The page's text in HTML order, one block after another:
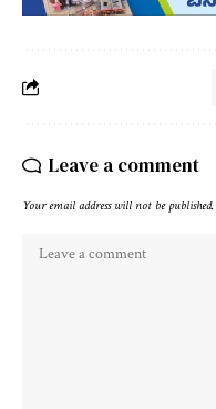
Leave a comment
Your email address will not be published.